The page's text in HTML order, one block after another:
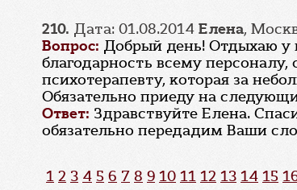
210. Дата: 01.08.2014 Елена,
Вопрос: Добрый день! Отдыхаю у
благодарность всему
психотерапевту, которая за
Обязательно приеду на
Ответ: Здравствуйте Елена.
обязательно передадим Ваши
1 2 3 4 5 6 7 8 9 10 11 12 13 14 15